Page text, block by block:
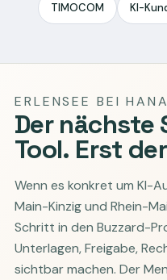
TIMOCOM KI-
ERLENSEE BEI
Der nächste
Tool. Erst
Wenn es konkret um KI-
Main-Kinzig und Rhein-
Schritt in den Buzzard-
Unterlagen, Freigabe,
sichtbar machen. Der